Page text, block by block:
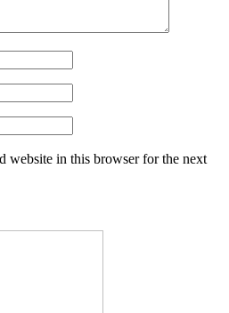
website in this browser for the next